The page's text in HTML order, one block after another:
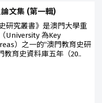
文集 (第一輯)
研究叢書》是澳門大學重
University 為Key
）之一的“澳門教育史研
教育史資料庫五年（20..